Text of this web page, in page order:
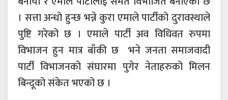
। सत्ता अन्धो हुन्छ भन्ने कुरा एमाले पार्टीको दुरावस्थाले
पुष्टि गरेको छ । एमाले पार्टी अव विधिवत रुपमा
विभाजन हुन मात्र बाँकी छ भने जनता समाजवादी
पार्टी विभाजनको संघारमा पुगेर नेताहरुको मिलन
बिन्दूको संकेत भएको छ ।